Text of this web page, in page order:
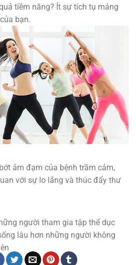
tiềm năng? Ít sự tích tụ mảng
bạn.
ảm đạm của bệnh trầm cảm,
với sự lo lắng và thúc đẩy thư
người tham gia tập thể dục
lâu hơn những người không